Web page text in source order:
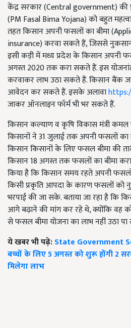
केंद्र सरकार (Central government) की
(PM Fasal Bima Yojana) को बहुत
तहत किसान अपनी फसलों का बीमा
insurance) करवा सकते हैं, जिससे
इसी कड़ी में मध्य प्रदेश के किसान अपनी
अगस्त 2020 तक करा सकते हैं. इस
करवाकर लाभ उठा सकते हैं. किसान बैंक
आवेदन कर सकते हैं. इसके अलावा
जाकर ऑनलाइन फॉर्म भी भर सकते हैं.
किसान कल्याण व कृषि विकास मंत्री
किसानों ने 31 जुलाई तक अपनी फसलों का
किसान किसानों के लिए फसल बीमा की
किसान 18 अगस्त तक फसलों का बीमा
किया है कि किसान समय रहते अपनी
किसी प्रकृति आपदा के कारण फसलों को
भरपाई की जा सके. बताया जा रहा है कि
आगे बढ़ाने की मांग कर रहे थे, क्योंकि वह
से फसल बीमा योजना का लाभ नहीं उठा पा
ये खबर भी पढ़े:State Government
बच्चों के लिए 5 अगस्त को शुरू होंगी 2
मिलेगा लाभ